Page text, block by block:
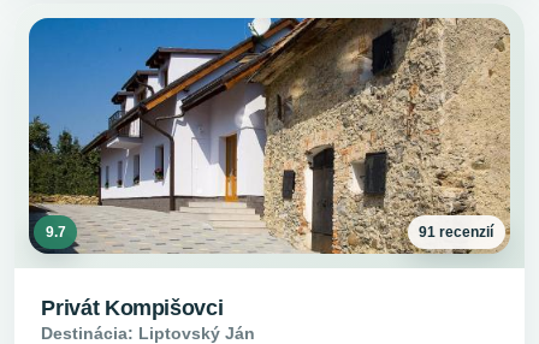
9.7 91 recenzií
Privát Kompišovci
Destinácia: Liptovský Ján